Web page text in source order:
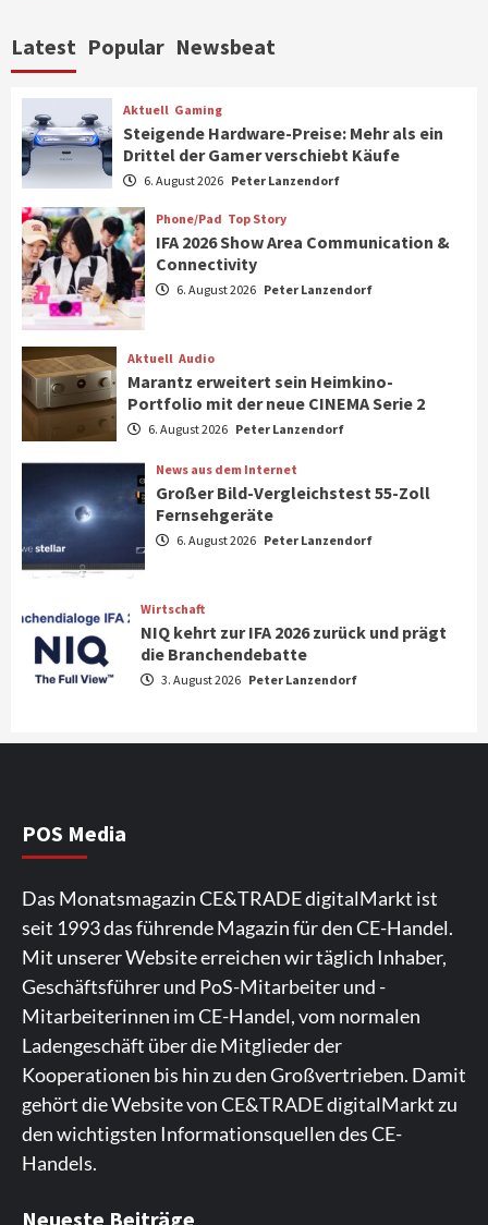
6
CHERRY baut Vertriebsteam in
7
Smart Living Top Story
Verbraucher setzen immer mehr auf
1
Aktuell
Steigende Hardware-Preise: Mehr als ein
Drittel der Gamer verschiebt Käufe
2
Phone/Pad Top Story
IFA 2026 Show Area Communication &
Connectivity
Aktuell Audio
Marantz erweitert sein Heimkino-
Portfolio mit der neue CINEMA Serie 2
News aus dem Internet
Großer Bild-Vergleichstest 55-Zoll
Fernsehgeräte
5
6
CHERRY baut Vertriebsteam in
strategisch wichtigen Märkten aus
7
Smart Living Top Story
Verbraucher setzen immer mehr auf
Klimageräte und Ventilatoren
Latest Popular Newsbeat
Aktuell Gaming
Steigende Hardware-Preise: Mehr als ein
Drittel der Gamer verschiebt Käufe
6. August 2026 Peter Lanzendorf
Phone/Pad Top Story
IFA 2026 Show Area Communication &
Connectivity
6. August 2026 Peter Lanzendorf
Aktuell Audio
Marantz erweitert sein Heimkino-
Portfolio mit der neue CINEMA Serie 2
6. August 2026 Peter Lanzendorf
News aus dem Internet
Großer Bild-Vergleichstest 55-Zoll
Fernsehgeräte
6. August 2026 Peter Lanzendorf
Wirtschaft
NIQ kehrt zur IFA 2026 zurück und prägt
die Branchendebatte
3. August 2026 Peter Lanzendorf
POS Media
Das Monatsmagazin CE&TRADE digitalMarkt ist
seit 1993 das führende Magazin für den CE-Handel.
Mit unserer Website erreichen wir täglich Inhaber,
Geschäftsführer und PoS-Mitarbeiter und -
Mitarbeiterinnen im CE-Handel, vom normalen
Ladengeschäft über die Mitglieder der
Kooperationen bis hin zu den Großvertrieben. Damit
gehört die Website von CE&TRADE digitalMarkt zu
den wichtigsten Informationsquellen des CE-
Handels.
Die Gaming-Plattform bietet eine große Auswahl an
Ein weiterer Ort, an dem man Spielautomaten
Neueste Beiträge